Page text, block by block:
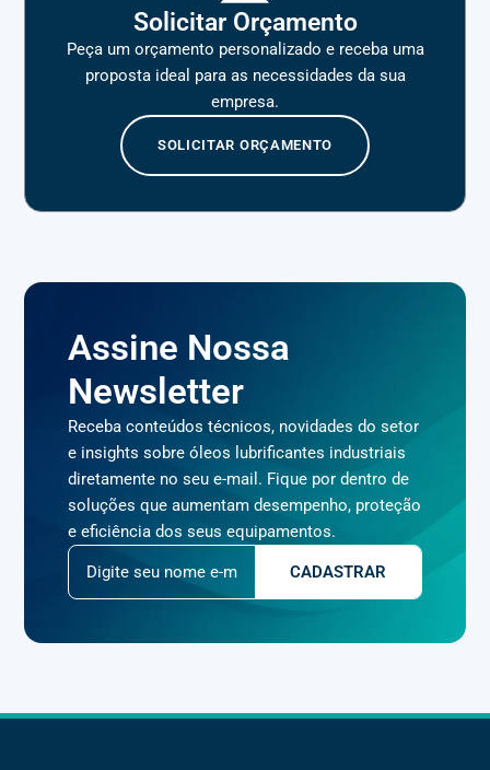
Solicitar Orçamento
Peça um orçamento personalizado e receba uma
proposta ideal para as necessidades da sua
empresa.
SOLICITAR ORÇAMENTO
Assine Nossa
Newsletter
Receba conteúdos técnicos, novidades do setor
e insights sobre óleos lubrificantes industriais
diretamente no seu e-mail. Fique por dentro de
soluções que aumentam desempenho, proteção
e eficiência dos seus equipamentos.